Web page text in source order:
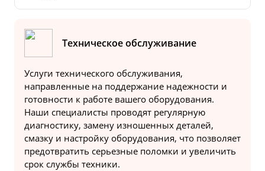
Техническое обслуживание
Услуги технического обслуживания,
направленные на поддержание надежности и
готовности к работе вашего оборудования.
Наши специалисты проводят регулярную
диагностику, замену изношенных деталей,
смазку и настройку оборудования, что позволяет
предотвратить серьезные поломки и увеличить
срок службы техники.